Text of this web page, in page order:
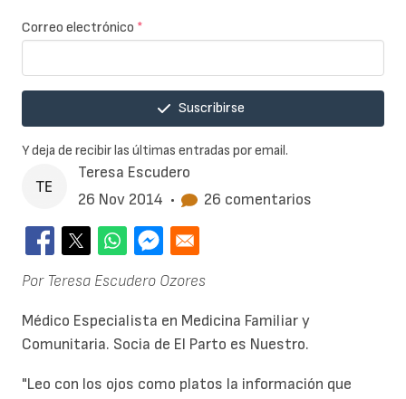
Teresa Escudero
26 Nov 2014 • 26 comentarios
Por Teresa Escudero Ozores
Médico Especialista en Medicina Familiar y
Comunitaria. Socia de El Parto es Nuestro.
"Leo con los ojos como platos la información que
Correo electrónico *
Suscribirse
Y deja de recibir las últimas entradas por email.